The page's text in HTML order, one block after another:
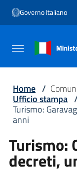
Vai al menu di
Vai al footer
Governo Italiano
Attiva / disattiva
Home /
Ufficio stampa
Turismo:
anni
Turismo:
decreti,